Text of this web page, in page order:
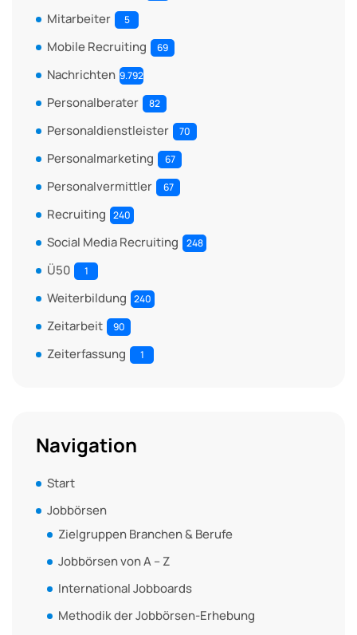
Mitarbeiter 5
Mobile Recruiting 69
Nachrichten 9.792
Personalberater 82
Personaldienstleister 70
Personalmarketing 67
Personalvermittler 67
Recruiting 240
Social Media Recruiting 248
Ü50 1
Weiterbildung 240
Zeitarbeit 90
Zeiterfassung 1
Navigation
Start
Jobbörsen
Zielgruppen Branchen & Berufe
Jobbörsen von A – Z
International Jobboards
Methodik der Jobbörsen-Erhebung